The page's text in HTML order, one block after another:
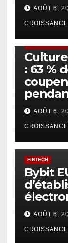
AOÛT 6,
: 63 %
AOÛT 6,
FINTECH
Bybit
AOÛT 6,